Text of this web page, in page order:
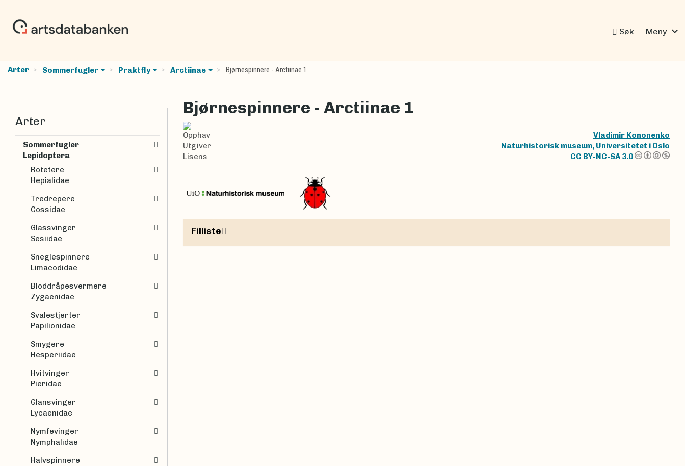
Søk Meny expand_more
Arter Sommerfugler Praktfly Arctiinae Bjørnespinnere - Arctiinae 1
Bjørnespinnere - Arctiinae 1
Opphav
Vladimir Kononenko
Utgiver
Naturhistorisk museum, Universitetet i Oslo
Lisens
CC BY-NC-SA 3.0
Filliste
Arter
Sommerfugler
Lepidoptera
Rotetere
Hepialidae
Tredrepere
Cossidae
Glassvinger
Sesiidae
Sneglespinnere
Limacodidae
Bloddråpesvermere
Zygaenidae
Svalestjerter
Papilionidae
Smygere
Hesperiidae
Hvitvinger
Pieridae
Glansvinger
Lycaenidae
Nymfevinger
Nymphalidae
Halvspinnere